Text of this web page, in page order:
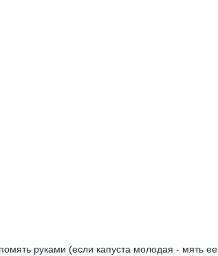
руками (если капуста молодая - мять ее